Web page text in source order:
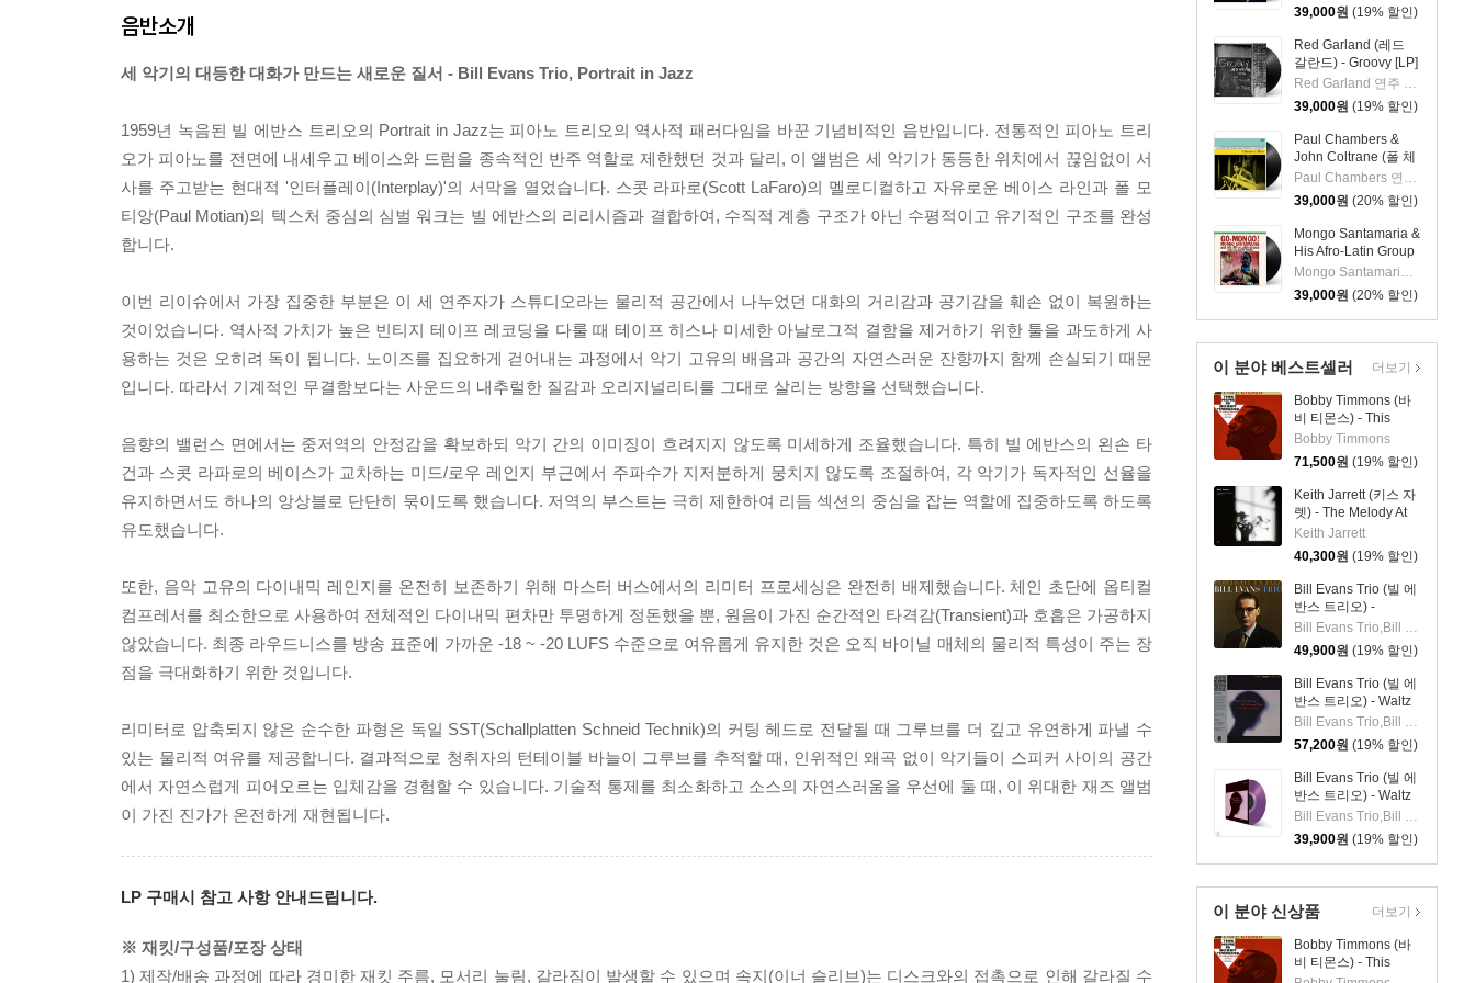
39,000원 (19% 할인)
Red Garland (레드
갈란드) - Groovy [LP]
Red Garland 연주 외 2명
39,000원 (19% 할인)
Paul Chambers &
John Coltrane (폴 체
임버스 & 존 콜트레
인) - A Jazz
Delegation From the
East: Chamber's
Music [LP]
Paul Chambers 연주 외 1명
39,000원 (20% 할인)
Mongo Santamaria &
His Afro-Latin Group
(몽고 산타마리아 &
히스 아프로 라틴 그
룹) - Go Mongo!
(Feat. Chick Corea)
[LP]
Mongo Santamaria 연주
39,000원 (20% 할인)
이 분야 베스트셀러
Bobby Timmons (바
비 티몬스) - This
Here Is Bobby
Timmons [LP]
Bobby Timmons
71,500원 (19% 할인)
Keith Jarrett (키스 자
렛) - The Melody At
Night, With You [LP]
Keith Jarrett
40,300원 (19% 할인)
Bill Evans Trio (빌 에
반스 트리오) -
Portrait In Jazz [LP] Bill Evans Trio,Bill Evans,Paul Motian,Scott LaFaro,Orrin Keepnews
49,900원 (19% 할인)
Bill Evans Trio (빌 에
반스 트리오) - Waltz
For Debby [LP]
Bill Evans Trio,Bill Evans,Paul Motian,Scott LaFaro
57,200원 (19% 할인)
Bill Evans Trio (빌 에
반스 트리오) - Waltz
For Debby [투명 퍼플
컬러 LP]
Bill Evans Trio,Bill Evans,Paul Motian,Scott LaFaro
39,900원 (19% 할인)
더보기
이 분야 신상품
Bobby Timmons (바
비 티몬스) - This
Here Is Bobby
더보기
음반소개
세 악기의 대등한 대화가 만드는 새로운 질서 - Bill Evans Trio, Portrait in Jazz
1959년 녹음된 빌 에반스 트리오의 Portrait in Jazz는 피아노 트리오의 역사적 패러다임을 바꾼 기념비적인 음반입니다. 전통적인 피아노 트리
오가 피아노를 전면에 내세우고 베이스와 드럼을 종속적인 반주 역할로 제한했던 것과 달리, 이 앨범은 세 악기가 동등한 위치에서 끊임없이 서
사를 주고받는 현대적 '인터플레이(Interplay)'의 서막을 열었습니다. 스콧 라파로(Scott LaFaro)의 멜로디컬하고 자유로운 베이스 라인과 폴 모
티앙(Paul Motian)의 텍스처 중심의 심벌 워크는 빌 에반스의 리리시즘과 결합하여, 수직적 계층 구조가 아닌 수평적이고 유기적인 구조를 완성
합니다.
이번 리이슈에서 가장 집중한 부분은 이 세 연주자가 스튜디오라는 물리적 공간에서 나누었던 대화의 거리감과 공기감을 훼손 없이 복원하는
것이었습니다. 역사적 가치가 높은 빈티지 테이프 레코딩을 다룰 때 테이프 히스나 미세한 아날로그적 결함을 제거하기 위한 툴을 과도하게 사
용하는 것은 오히려 독이 됩니다. 노이즈를 집요하게 걷어내는 과정에서 악기 고유의 배음과 공간의 자연스러운 잔향까지 함께 손실되기 때문
입니다. 따라서 기계적인 무결함보다는 사운드의 내추럴한 질감과 오리지널리티를 그대로 살리는 방향을 선택했습니다.
음향의 밸런스 면에서는 중저역의 안정감을 확보하되 악기 간의 이미징이 흐려지지 않도록 미세하게 조율했습니다. 특히 빌 에반스의 왼손 타
건과 스콧 라파로의 베이스가 교차하는 미드/로우 레인지 부근에서 주파수가 지저분하게 뭉치지 않도록 조절하여, 각 악기가 독자적인 선율을
유지하면서도 하나의 앙상블로 단단히 묶이도록 했습니다. 저역의 부스트는 극히 제한하여 리듬 섹션의 중심을 잡는 역할에 집중하도록 하도록
유도했습니다.
또한, 음악 고유의 다이내믹 레인지를 온전히 보존하기 위해 마스터 버스에서의 리미터 프로세싱은 완전히 배제했습니다. 체인 초단에 옵티컬
컴프레서를 최소한으로 사용하여 전체적인 다이내믹 편차만 투명하게 정돈했을 뿐, 원음이 가진 순간적인 타격감(Transient)과 호흡은 가공하지
않았습니다. 최종 라우드니스를 방송 표준에 가까운 -18 ~ -20 LUFS 수준으로 여유롭게 유지한 것은 오직 바이닐 매체의 물리적 특성이 주는 장
점을 극대화하기 위한 것입니다.
리미터로 압축되지 않은 순수한 파형은 독일 SST(Schallplatten Schneid Technik)의 커팅 헤드로 전달될 때 그루브를 더 깊고 유연하게 파낼 수
있는 물리적 여유를 제공합니다. 결과적으로 청취자의 턴테이블 바늘이 그루브를 추적할 때, 인위적인 왜곡 없이 악기들이 스피커 사이의 공간
에서 자연스럽게 피어오르는 입체감을 경험할 수 있습니다. 기술적 통제를 최소화하고 소스의 자연스러움을 우선에 둘 때, 이 위대한 재즈 앨범
이 가진 진가가 온전하게 재현됩니다.
LP 구매시 참고 사항 안내드립니다.
※ 재킷/구성품/포장 상태
1) 제작/배송 과정에 따라 경미한 재킷 주름, 모서리 눌림, 갈라짐이 발생할 수 있으며 속지(이너 슬리브)는 디스크와의 접촉으로 인해 갈라질 수